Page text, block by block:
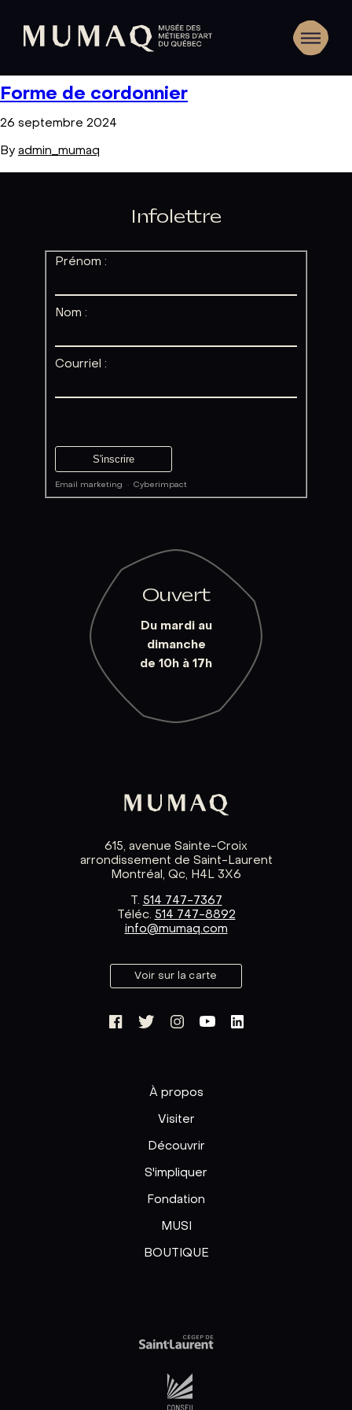
Forme de cordonnier
26 septembre 2024
By admin_mumaq
Infolettre
Prénom :
Nom :
Courriel :
Email marketing ·Cyberimpact
Ouvert
Du mardi au
dimanche
de 10h à 17h
615, avenue Sainte-Croix
arrondissement de Saint-Laurent
Montréal, Qc, H4L 3X6
T. 514 747-7367
Téléc. 514 747-8892
info@mumaq.com
Voir sur la carte
À propos
Visiter
Découvrir
S'impliquer
Fondation
MUSI
BOUTIQUE